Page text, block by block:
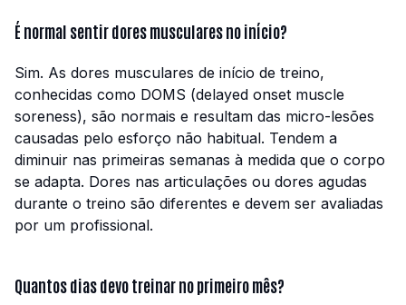
É normal sentir dores musculares no início?
Sim. As dores musculares de início de treino,
conhecidas como DOMS (delayed onset muscle
soreness), são normais e resultam das micro-lesões
causadas pelo esforço não habitual. Tendem a
diminuir nas primeiras semanas à medida que o corpo
se adapta. Dores nas articulações ou dores agudas
durante o treino são diferentes e devem ser avaliadas
por um profissional.
Quantos dias devo treinar no primeiro mês?